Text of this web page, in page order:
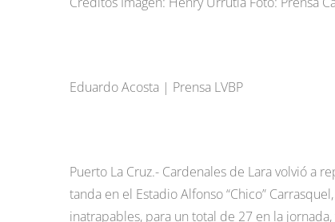
Eduardo Acosta | Prensa LVBP
Puerto La Cruz.- Cardenales de Lara volvió a
tanda en el Estadio Alfonso “Chico”
inatrapables, para un total de 27 en la